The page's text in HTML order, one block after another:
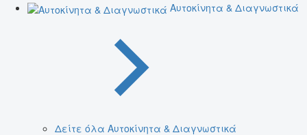
Αυτοκίνητα & Διαγνωστικά
Δείτε όλα Αυτοκίνητα & Διαγνωστικά